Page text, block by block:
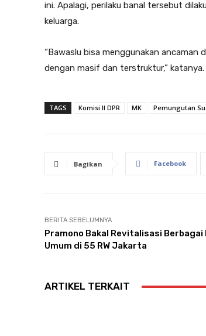
ini. Apalagi, perilaku banal tersebut
keluarga.
“Bawaslu bisa menggunakan ancaman
dengan masif dan terstruktur,” katanya.
TAGS Komisi II DPR MK Pemungutan
Bagikan Facebook
BERITA SEBELUMNYA
Pramono Bakal Revitalisasi
Umum di 55 RW Jakarta
ARTIKEL TERKAIT